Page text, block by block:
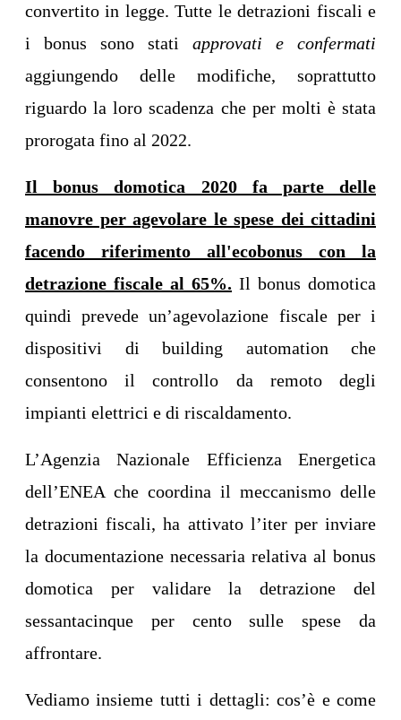
convertito in legge. Tutte le detrazioni fiscali e
i bonus sono stati approvati e confermati
aggiungendo delle modifiche, soprattutto
riguardo la loro scadenza che per molti è stata
prorogata fino al 2022.
Il bonus domotica 2020 fa parte delle
manovre per agevolare le spese dei cittadini
facendo riferimento all'ecobonus con la
detrazione fiscale al 65%. Il bonus domotica
quindi prevede un’agevolazione fiscale per i
dispositivi di building automation che
consentono il controllo da remoto degli
impianti elettrici e di riscaldamento.
L’Agenzia Nazionale Efficienza Energetica
dell’ENEA che coordina il meccanismo delle
detrazioni fiscali, ha attivato l’iter per inviare
la documentazione necessaria relativa al bonus
domotica per validare la detrazione del
sessantacinque per cento sulle spese da
affrontare.
Vediamo insieme tutti i dettagli: cos’è e come